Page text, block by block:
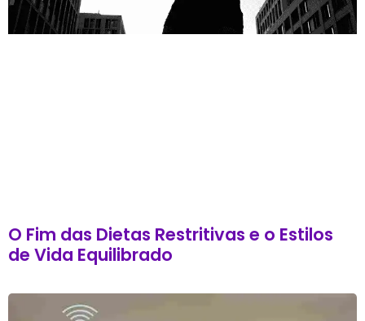
O Fim das Dietas Restritivas e o Estilos
de Vida Equilibrado